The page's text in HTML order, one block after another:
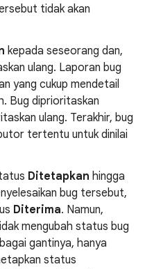
tidak akan
kepada seseorang dan,
ulang. Laporan bug
yang cukup mendetail
Bug diprioritaskan
ulang. Terakhir, bug
tertentu untuk dinilai
Ditetapkan hingga
bug tersebut,
Diterima. Namun,
mengubah status bug
gantinya, hanya
status